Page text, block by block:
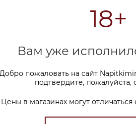
18+
Вам уже
Добро пожаловать на сайт
подтвердите, пожалуйста,
Цены в магазинах могут отличаться